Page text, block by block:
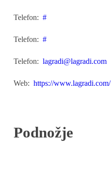
Telefon: #
Telefon: #
Telefon: lagradi@lagradi.com
Web: https://www.lagradi.com/
Podnožje